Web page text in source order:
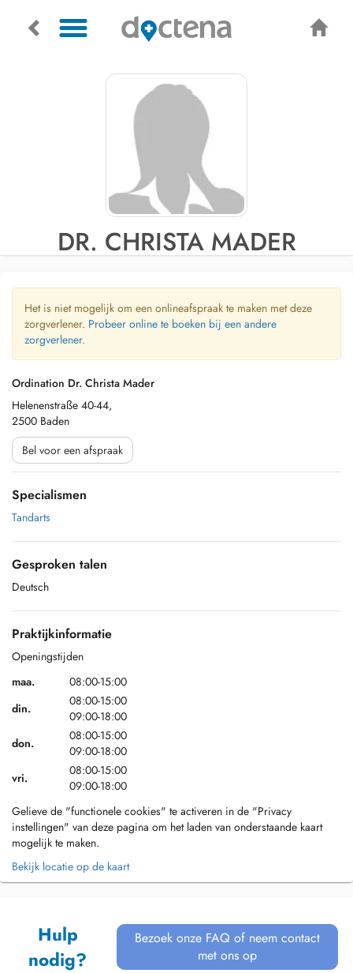
DR. CHRISTA MADER
Het is niet mogelijk om een onlineafspraak te maken met deze
zorgverlener. Probeer online te boeken bij een andere
zorgverlener.
Ordination Dr. Christa Mader
Helenenstraße 40-44,
2500 Baden
Bel voor een afspraak
Specialismen
Tandarts
Gesproken talen
Deutsch
Praktijkinformatie
Openingstijden
maa.
08:00-15:00
din.
08:00-15:00
09:00-18:00
don.
08:00-15:00
09:00-18:00
vri.
08:00-15:00
09:00-18:00
Gelieve de "functionele cookies" te activeren in de "Privacy
instellingen" van deze pagina om het laden van onderstaande kaart
mogelijk te maken.
Bekijk locatie op de kaart
Hulp
nodig?
Bezoek onze FAQ of neem contact
met ons op